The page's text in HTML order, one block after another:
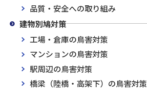
品質・安全への取り組み
建物別鳩対策
工場・倉庫の鳥害対策
マンションの鳥害対策
駅周辺の鳥害対策
橋梁（陸橋・高架下）の鳥害対策